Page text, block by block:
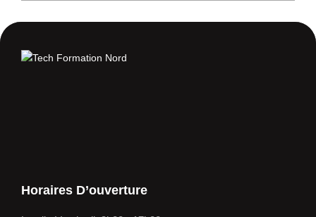
Horaires D’ouverture